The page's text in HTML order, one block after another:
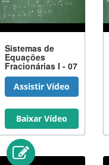
Sistemas de
Equações
Fracionárias I - 07
Assistir Vídeo
Baixar Vídeo